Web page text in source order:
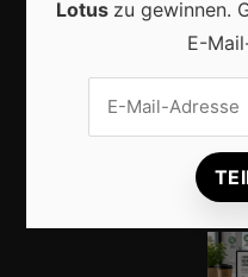
Lokale
Schlüssel für
Lotus zu gewinnen.
E-